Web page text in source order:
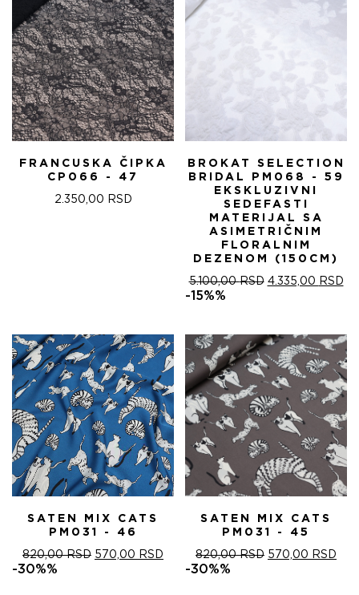
FRANCUSKA ČIPKA
CP066 - 47
2.350,00 RSD
BROKAT SELECTION
BRIDAL PM068 - 59
EKSKLUZIVNI
SEDEFASTI
MATERIJAL SA
ASIMETRIČNIM
FLORALNIM
DEZENOM (150CM)
5.100,00RSD ОРИГИНАЛНА
5.100,00 RSD.
4.335,00 RSD
-15%%
SATEN MIX CATS
PM031 - 46
820,00RSD ОРИГИНАЛНА
570,00 RSD ТРЕНУТНА
ЦЕНА
-30%%
SATEN MIX CATS
PM031 - 45
820,00RSD ОРИГИНАЛНА
570,00 RSD
-30%%